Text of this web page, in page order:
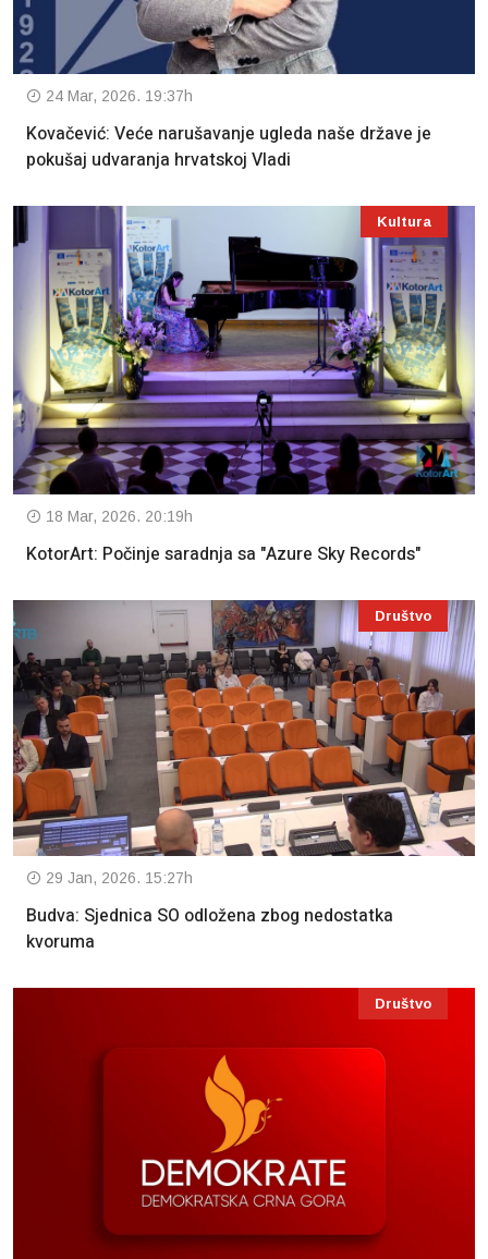
24 Mar, 2026. 19:37h
Kovačević: Veće narušavanje ugleda naše države je
pokušaj udvaranja hrvatskoj Vladi
Kultura
18 Mar, 2026. 20:19h
KotorArt: Počinje saradnja sa "Azure Sky Records"
Društvo
29 Jan, 2026. 15:27h
Budva: Sjednica SO odložena zbog nedostatka
kvoruma
Društvo